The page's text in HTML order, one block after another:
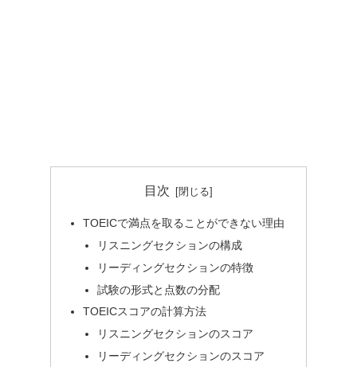
目次
TOEICで満点を取ることができない理由
リスニングセクションの構成
リーディングセクションの特徴
試験の形式と点数の分配
TOEICスコアの計算方法
リスニングセクションのスコア
リーディングセクションのスコア